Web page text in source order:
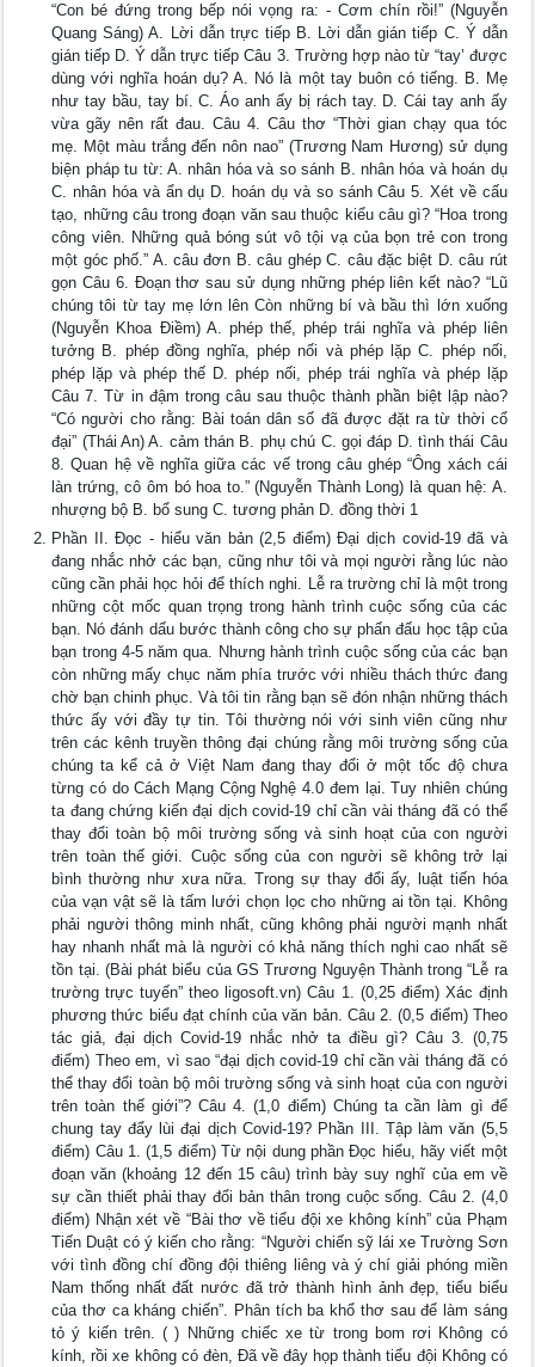
“Con bé đứng trong bếp nói vọng ra: - Cơm chín rồi!” (Nguyễn
Quang Sáng) A. Lời dẫn trực tiếp B. Lời dẫn gián tiếp C. Ý dẫn
gián tiếp D. Ý dẫn trực tiếp Câu 3. Trường hợp nào từ “tay’ được
dùng với nghĩa hoán dụ? A. Nó là một tay buôn có tiếng. B. Mẹ
như tay bầu, tay bí. C. Áo anh ấy bị rách tay. D. Cái tay anh ấy
vừa gãy nên rất đau. Câu 4. Câu thơ “Thời gian chạy qua tóc
mẹ. Một màu trắng đến nôn nao” (Trương Nam Hương) sử dụng
biện pháp tu từ: A. nhân hóa và so sánh B. nhân hóa và hoán dụ
C. nhân hóa và ẩn dụ D. hoán dụ và so sánh Câu 5. Xét về cấu
tạo, những câu trong đoạn văn sau thuộc kiểu câu gì? “Hoa trong
công viên. Những quả bóng sút vô tội vạ của bọn trẻ con trong
một góc phố.” A. câu đơn B. câu ghép C. câu đặc biệt D. câu rút
gọn Câu 6. Đoạn thơ sau sử dụng những phép liên kết nào? “Lũ
chúng tôi từ tay mẹ lớn lên Còn những bí và bầu thì lớn xuống
(Nguyễn Khoa Điềm) A. phép thế, phép trái nghĩa và phép liên
tưởng B. phép đồng nghĩa, phép nối và phép lặp C. phép nối,
phép lặp và phép thế D. phép nối, phép trái nghĩa và phép lặp
Câu 7. Từ in đậm trong câu sau thuộc thành phần biệt lập nào?
“Có người cho rằng: Bài toán dân số đã được đặt ra từ thời cổ
đại” (Thái An) A. cảm thán B. phụ chú C. gọi đáp D. tình thái Câu
8. Quan hệ về nghĩa giữa các vế trong câu ghép “Ông xách cái
làn trứng, cô ôm bó hoa to.” (Nguyễn Thành Long) là quan hệ: A.
nhượng bộ B. bổ sung C. tương phản D. đồng thời 1
Phần II. Đọc - hiểu văn bản (2,5 điểm) Đại dịch covid-19 đã và
đang nhắc nhở các bạn, cũng như tôi và mọi người rằng lúc nào
cũng cần phải học hỏi để thích nghi. Lễ ra trường chỉ là một trong
những cột mốc quan trọng trong hành trình cuộc sống của các
bạn. Nó đánh dấu bước thành công cho sự phấn đấu học tập của
bạn trong 4-5 năm qua. Nhưng hành trình cuộc sống của các bạn
còn những mấy chục năm phía trước với nhiều thách thức đang
chờ bạn chinh phục. Và tôi tin rằng bạn sẽ đón nhận những thách
thức ấy với đầy tự tin. Tôi thường nói với sinh viên cũng như
trên các kênh truyền thông đại chúng rằng môi trường sống của
chúng ta kể cả ở Việt Nam đang thay đổi ở một tốc độ chưa
từng có do Cách Mạng Cộng Nghệ 4.0 đem lại. Tuy nhiên chúng
ta đang chứng kiến đại dịch covid-19 chỉ cần vài tháng đã có thể
thay đổi toàn bộ môi trường sống và sinh hoạt của con người
trên toàn thế giới. Cuộc sống của con người sẽ không trở lại
bình thường như xưa nữa. Trong sự thay đổi ấy, luật tiến hóa
của vạn vật sẽ là tấm lưới chọn lọc cho những ai tồn tại. Không
phải người thông minh nhất, cũng không phải người mạnh nhất
hay nhanh nhất mà là người có khả năng thích nghi cao nhất sẽ
tồn tại. (Bài phát biểu của GS Trương Nguyện Thành trong “Lễ ra
trường trực tuyến” theo ligosoft.vn) Câu 1. (0,25 điểm) Xác định
phương thức biểu đạt chính của văn bản. Câu 2. (0,5 điểm) Theo
tác giả, đại dịch Covid-19 nhắc nhở ta điều gì? Câu 3. (0,75
điểm) Theo em, vì sao “đại dịch covid-19 chỉ cần vài tháng đã có
thể thay đổi toàn bộ môi trường sống và sinh hoạt của con người
trên toàn thế giới”? Câu 4. (1,0 điểm) Chúng ta cần làm gì để
chung tay đẩy lùi đại dịch Covid-19? Phần III. Tập làm văn (5,5
điểm) Câu 1. (1,5 điểm) Từ nội dung phần Đọc hiểu, hãy viết một
đoạn văn (khoảng 12 đến 15 câu) trình bày suy nghĩ của em về
sự cần thiết phải thay đổi bản thân trong cuộc sống. Câu 2. (4,0
điểm) Nhận xét về “Bài thơ về tiểu đội xe không kính” của Phạm
Tiến Duật có ý kiến cho rằng: “Người chiến sỹ lái xe Trường Sơn
với tình đồng chí đồng đội thiêng liêng và ý chí giải phóng miền
Nam thống nhất đất nước đã trở thành hình ảnh đẹp, tiểu biểu
của thơ ca kháng chiến”. Phân tích ba khổ thơ sau để làm sáng
tỏ ý kiến trên. ( ) Những chiếc xe từ trong bom rơi Không có
kính, rồi xe không có đèn, Ðã về đây họp thành tiểu đội Không có